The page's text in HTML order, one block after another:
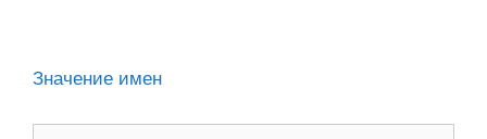
Значение имен